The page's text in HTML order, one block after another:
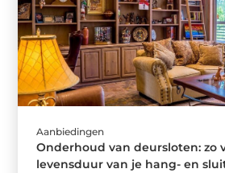
Aanbiedingen
Onderhoud van deursloten: zo
levensduur van je hang- en